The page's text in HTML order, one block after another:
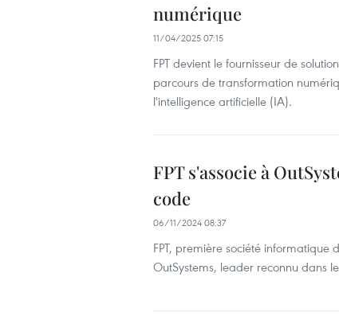
numérique
11/04/2025 07:15
FPT devient le fournisseur de
parcours de transformation
l'intelligence artificielle (IA).
FPT s'associe à
code
06/11/2024 08:37
FPT, première société
OutSystems, leader reconnu dans